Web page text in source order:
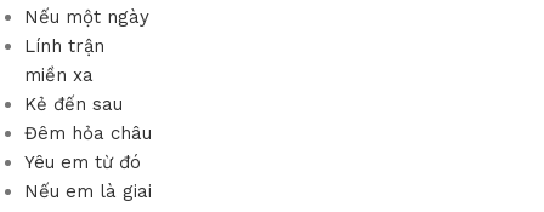
Nếu một ngày
Lính trận
miền xa
Kẻ đến sau
Đêm hỏa châu
Yêu em từ đó
Nếu em là giai